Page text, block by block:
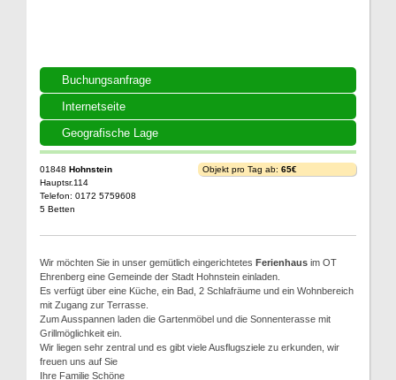
Buchungsanfrage
Internetseite
Geografische Lage
01848 Hohnstein
Hauptsr.114
Telefon: 0172 5759608
5 Betten
Objekt pro Tag ab: 65€
Wir möchten Sie in unser gemütlich eingerichtetes Ferienhaus im OT
Ehrenberg eine Gemeinde der Stadt Hohnstein einladen.
Es verfügt über eine Küche, ein Bad, 2 Schlafräume und ein Wohnbereich
mit Zugang zur Terrasse.
Zum Ausspannen laden die Gartenmöbel und die Sonnenterasse mit
Grillmöglichkeit ein.
Wir liegen sehr zentral und es gibt viele Ausflugsziele zu erkunden, wir
freuen uns auf Sie
Ihre Familie Schöne